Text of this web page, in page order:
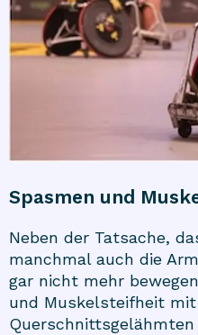
Spasmen und
Neben der Tatsache,
manchmal auch die
gar nicht mehr
und Muskelsteifheit